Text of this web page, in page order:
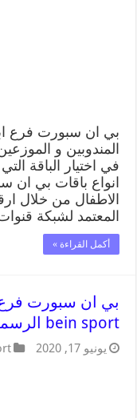
بي ان سبورت فرع
في اختيار الباقة
انواع باقات بي ان
الاطفال من خلال
المعتمد لشبكة
أكمل القراءة »
bein sport الرسمي
يونيو 17, 2020